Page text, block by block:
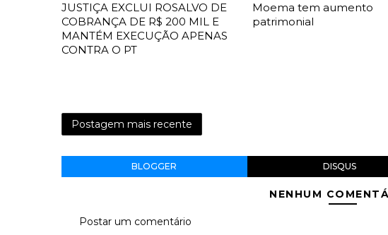
JUSTIÇA EXCLUI ROSALVO DE
COBRANÇA DE R$ 200 MIL E
MANTÉM EXECUÇÃO APENAS
CONTRA O PT
Moema tem aumento
patrimonial
Postagem mais recente
BLOGGER DISQUS
NENHUM
Postar um comentário